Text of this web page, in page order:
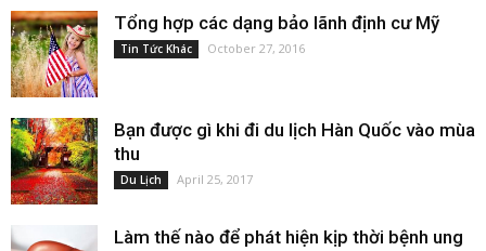
Tổng hợp các dạng bảo lãnh định cư Mỹ
Tin Tức Khác October 27, 2016
Bạn được gì khi đi du lịch Hàn Quốc vào mùa
thu
Du Lịch April 25, 2017
Làm thế nào để phát hiện kịp thời bệnh ung